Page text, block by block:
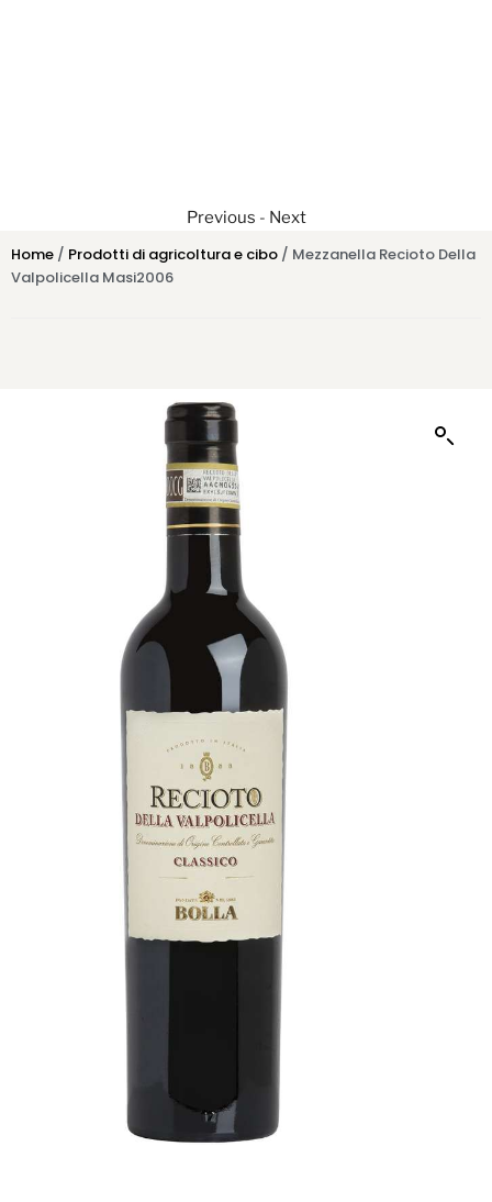
Previous - Next
Home / Prodotti di agricoltura e cibo / Mezzanella Recioto Della
Valpolicella Masi2006